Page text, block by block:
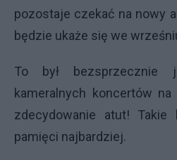
pozostaje czekać na nowy
będzie ukaże się we
To był bezsprzecznie
kameralnych koncertów
zdecydowanie atut! Takie
pamięci najbardziej.